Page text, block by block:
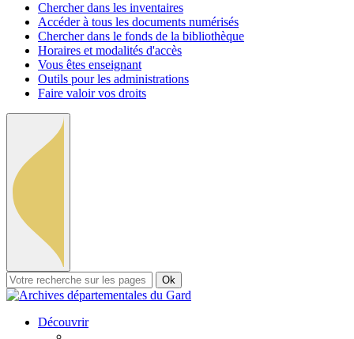
Chercher dans les inventaires
Accéder à tous les documents numérisés
Chercher dans le fonds de la bibliothèque
Horaires et modalités d'accès
Vous êtes enseignant
Outils pour les administrations
Faire valoir vos droits
Ok
Découvrir